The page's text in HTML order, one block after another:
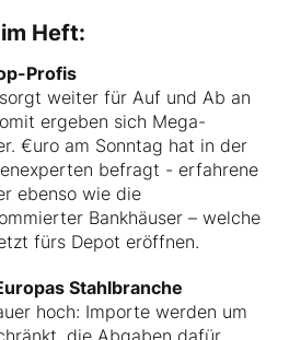
Heft:
Profis
weiter für Auf und Ab an
ergeben sich Mega-
€uro am Sonntag hat in der
befragt - erfahrene
ebenso wie die
Bankhäuser – welche
fürs Depot eröffnen.
Stahlbranche
hoch: Importe werden um
die Abgaben dafür